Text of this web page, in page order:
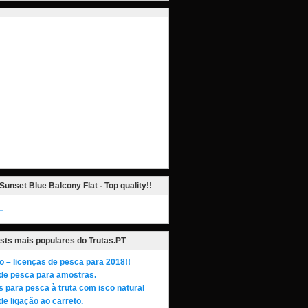
Blue Balcony Flat - Top quality!!
mais populares do Trutas.PT
– licenças de pesca para 2018!!
pesca para amostras.
para pesca à truta com isco natural
ligação ao carreto.